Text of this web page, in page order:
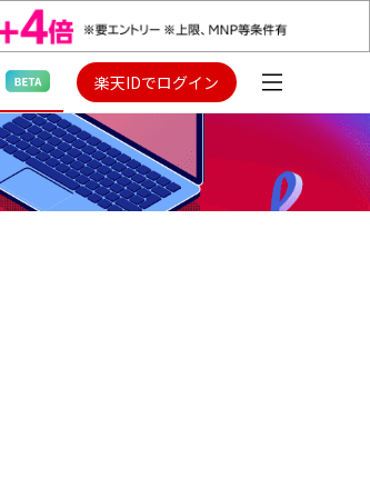
楽天IDでログイン